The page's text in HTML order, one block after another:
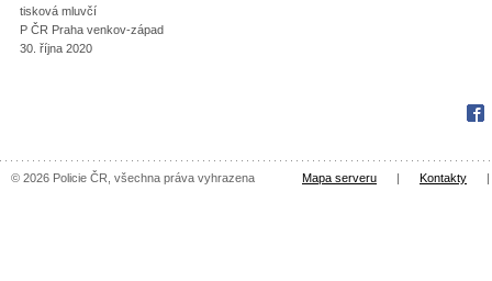
tisková mluvčí
P ČR Praha venkov-západ
30. října 2020
© 2026 Policie ČR, všechna práva vyhrazena Mapa serveru | Kontakty |